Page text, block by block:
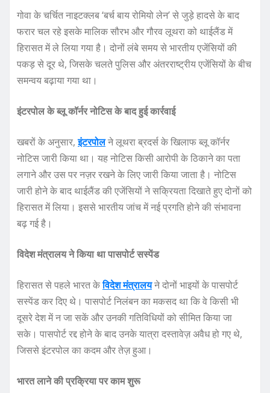
गोवा के चर्चित नाइटक्लब ‘बर्च बाय रोमियो लेन’ से जुड़े हादसे के बाद
फरार चल रहे इसके मालिक सौरभ और गौरव लूथरा को थाईलैंड में
हिरासत में ले लिया गया है। दोनों लंबे समय से भारतीय एजेंसियों की
पकड़ से दूर थे, जिसके चलते पुलिस और अंतरराष्ट्रीय एजेंसियों के बीच
समन्वय बढ़ाया गया था।
इंटरपोल के ब्लू कॉर्नर नोटिस के बाद हुई कार्रवाई
खबरों के अनुसार,इंटरपोलने लूथरा ब्रदर्स के खिलाफ ब्लू कॉर्नर
नोटिस जारी किया था। यह नोटिस किसी आरोपी के ठिकाने का पता
लगाने और उस पर नज़र रखने के लिए जारी किया जाता है। नोटिस
जारी होने के बाद थाईलैंड की एजेंसियों ने सक्रियता दिखाते हुए दोनों को
हिरासत में लिया। इससे भारतीय जांच में नई प्रगति होने की संभावना
बढ़ गई है।
विदेश मंत्रालय ने किया था पासपोर्ट सस्पेंड
हिरासत से पहले भारत केविदेश मंत्रालयने दोनों भाइयों के पासपोर्ट
सस्पेंड कर दिए थे। पासपोर्ट निलंबन का मकसद था कि वे किसी भी
दूसरे देश में न जा सकें और उनकी गतिविधियों को सीमित किया जा
सके। पासपोर्ट रद्द होने के बाद उनके यात्रा दस्तावेज़ अवैध हो गए थे,
जिससे इंटरपोल का कदम और तेज़ हुआ।
भारत लाने की प्रक्रिया पर काम शुरू